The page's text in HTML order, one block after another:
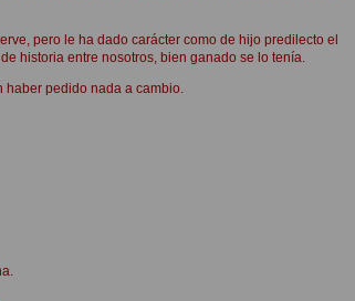
pero le ha dado carácter como de hijo predilecto el
historia entre nosotros, bien ganado se lo tenía.
haber pedido nada a cambio.